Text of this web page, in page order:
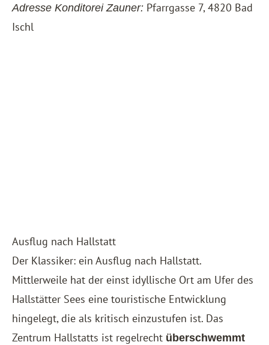
Adresse Konditorei Zauner: Pfarrgasse 7, 4820 Bad
Ischl
Ausflug nach Hallstatt
Der Klassiker: ein Ausflug nach Hallstatt.
Mittlerweile hat der einst idyllische Ort am Ufer des
Hallstätter Sees eine touristische Entwicklung
hingelegt, die als kritisch einzustufen ist. Das
Zentrum Hallstatts ist regelrecht überschwemmt